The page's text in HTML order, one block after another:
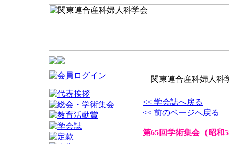
関東連合産科婦人科
<< 学会誌へ戻る
<< 前のページへ戻る
第65回学術集会（昭和